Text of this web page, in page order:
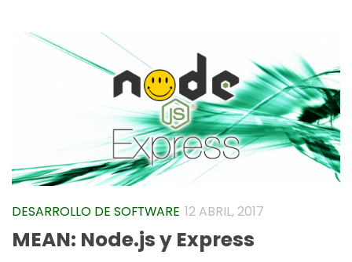
DESARROLLO DE SOFTWARE 12 ABRIL, 2017
MEAN: Node.js y Express